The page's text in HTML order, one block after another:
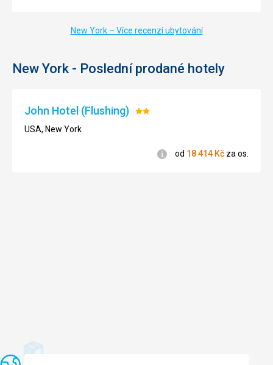
New York – Více recenzí ubytování
New York - Poslední prodané hotely
John Hotel (Flushing) Hodnocení:
USA, New York
Informace
od 18 414 Kč za os.